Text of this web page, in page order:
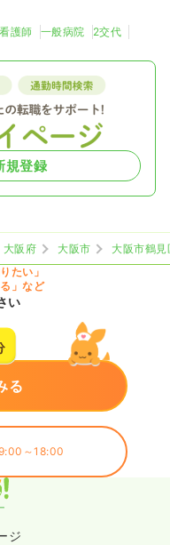
護師 一般病院 2交代
規登録
大阪府 大阪市
大阪市鶴見
たい」
」など
い
る
～18:00
ジ